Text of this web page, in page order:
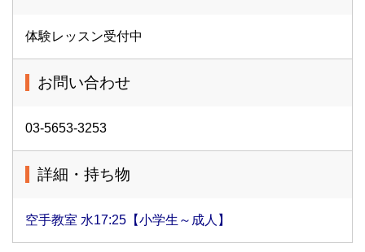
体験レッスン受付中
お問い合わせ
03-5653-3253
詳細・持ち物
空手教室 水17:25【小学生～成人】